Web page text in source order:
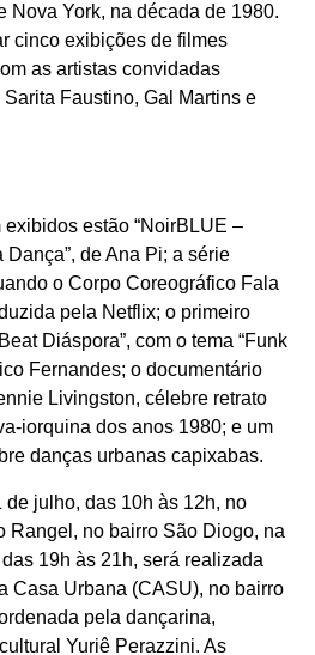
Nova York, na década de 1980.
cinco exibições de filmes
as artistas convidadas
Faustino, Gal Martins e
estão “NoirBLUE –
de Ana Pi; a série
o Corpo Coreográfico Fala
pela Netflix; o primeiro
Diáspora”, com o tema “Funk
Fernandes; o documentário
Livingston, célebre retrato
iorquina dos anos 1980; e um
danças urbanas capixabas.
de julho, das 10h às 12h, no
Rangel, no bairro São Diogo, na
19h às 21h, será realizada
Casa Urbana (CASU), no bairro
pela dançarina,
Yuriê Perazzini. As